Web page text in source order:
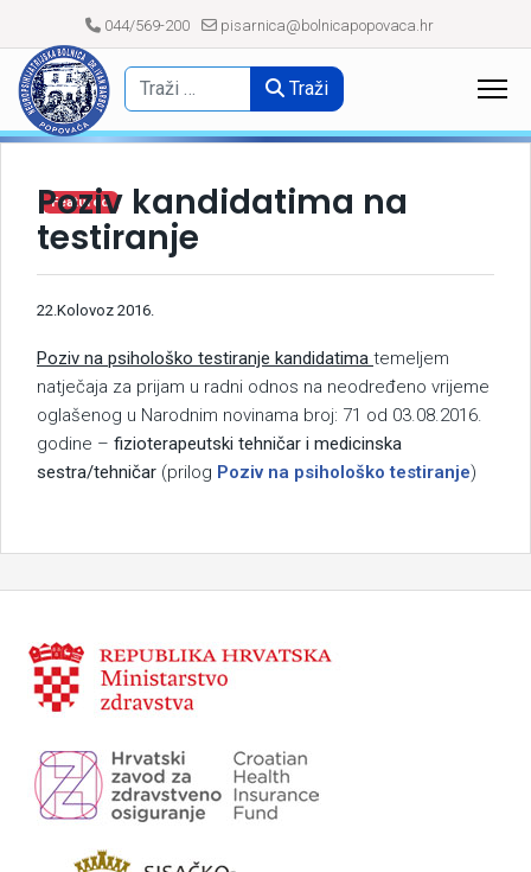
044/569-200 pisarnica@bolnicapopovaca.hr
Traži
Featured
Poziv kandidatima na
testiranje
22.Kolovoz 2016.
Poziv na psihološko testiranje kandidatima temeljem
natječaja za prijam u radni odnos na neodređeno vrijeme
oglašenog u Narodnim novinama broj: 71 od 03.08.2016.
godine – fizioterapeutski tehničar i medicinska
sestra/tehničar (prilog Poziv na psihološko testiranje)